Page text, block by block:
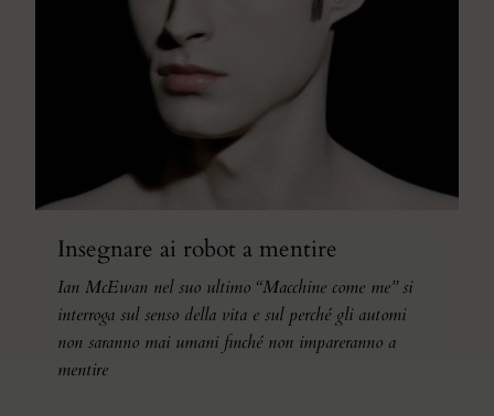
Insegnare ai robot a mentire
Ian McEwan nel suo ultimo “Macchine come me” si
interroga sul senso della vita e sul perché gli automi
non saranno mai umani finché non impareranno a
mentire